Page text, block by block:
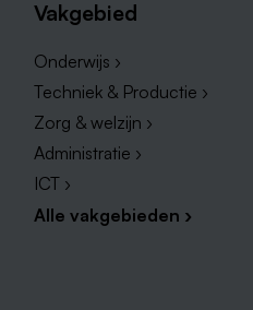
Vakgebied
Onderwijs ›
Techniek & Productie ›
Zorg & welzijn ›
Administratie ›
ICT ›
Alle vakgebieden ›